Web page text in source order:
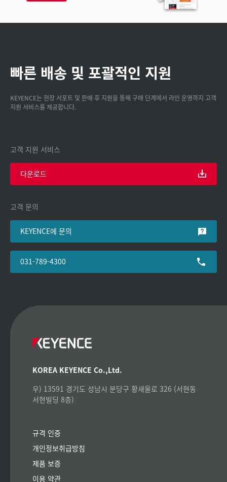
빠른 배송 및 포괄적인 지원
KEYENCE는 현장 서포트 및 판매 후 지원을 통해 구매 단계에서 라인 운영까지 고객
지원 서비스를 제공합니다.
고객 지원 서비스
다운로드
고객 문의
KEYENCE에 문의
031-789-4300
KOREA KEYENCE Co.,Ltd.
우) 13591 경기도 성남시 분당구 황새울로 326 (서현동
서현빌딩 8층)
규격 인증
개인정보취급방침
제품 보증
이용 약관